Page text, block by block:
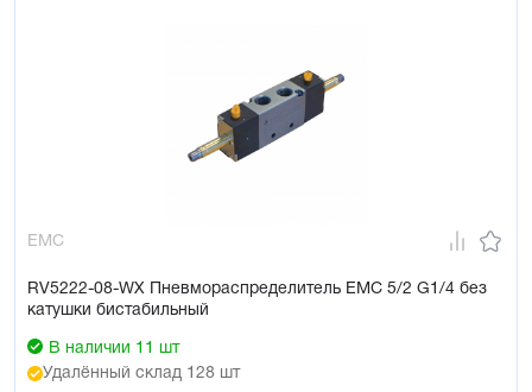
EMC
RV5222-08-WX Пневмораспределитель EMC 5/2 G1/4 без
катушки бистабильный
В наличии 11 шт
Удалённый склад 128 шт